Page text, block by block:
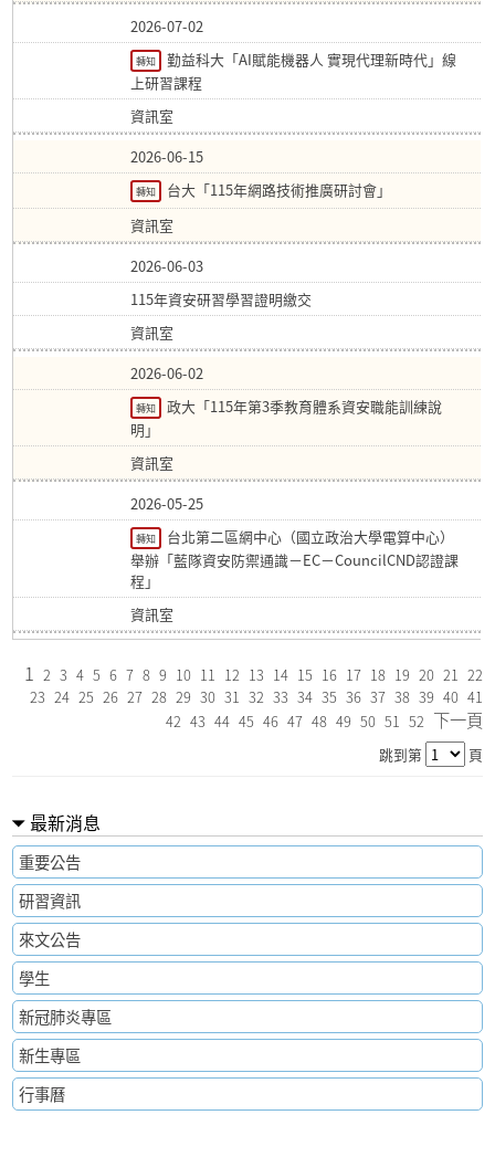
2026-07-02
轉知
勤益科大「AI賦能機器人 實現代理新時代」線
上研習課程
資訊室
2026-06-15
轉知
台大「115年網路技術推廣研討會」
資訊室
2026-06-03
115年資安研習學習證明繳交
資訊室
2026-06-02
轉知
政大「115年第3季教育體系資安職能訓練說
明」
資訊室
2026-05-25
轉知
台北第二區網中心（國立政治大學電算中心）
舉辦「藍隊資安防禦通識－EC－CouncilCND認證課
程」
資訊室
1 2 3 4 5 6 7 8 9 10 11 12 13 14 15 16 17 18 19 20 21 22
23 24 25 26 27 28 29 30 31 32 33 34 35 36 37 38 39 40 41
42 43 44 45 46 47 48 49 50 51 52 下一頁
跳到第 頁
最新消息
重要公告
研習資訊
來文公告
學生
新冠肺炎專區
新生專區
行事曆